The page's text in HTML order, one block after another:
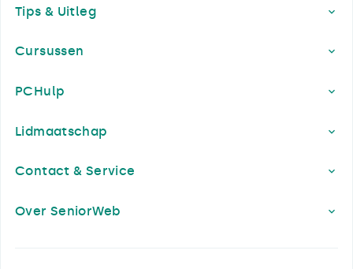
Tips & Uitleg
Cursussen
PCHulp
Lidmaatschap
Contact & Service
Over SeniorWeb